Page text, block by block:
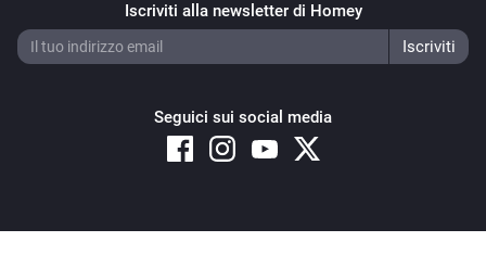
Iscriviti alla newsletter di Homey
Seguici sui social media